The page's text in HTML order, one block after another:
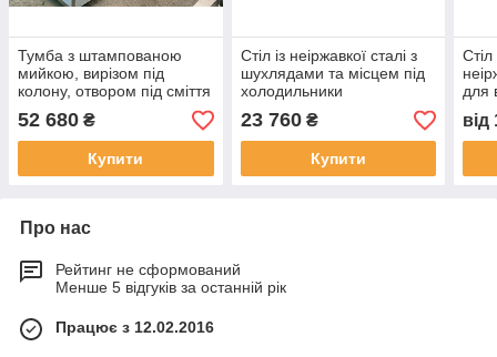
Тумба з штампованою
мийкою, вирізом під
колону, отвором під сміття
з неіржавкої сталі для
зони барбекю
52 680 ₴
Купити
Стіл із неіржавкої сталі з
шухлядами та місцем під
холодильники
23 760₴
Купити
Стіл
для
від
Про нас
Рейтинг не сформований
Менше 5 відгуків за останній рік
Працює з 12.02.2016